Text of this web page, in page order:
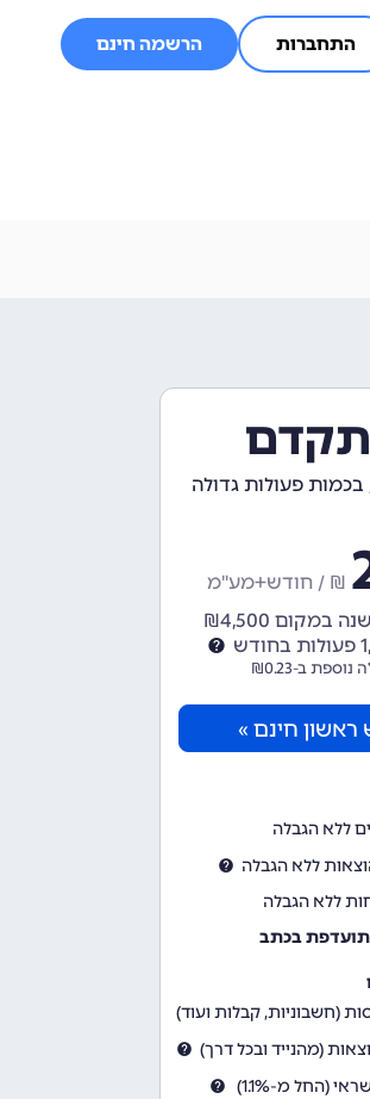
התחברות הרשמה חינם